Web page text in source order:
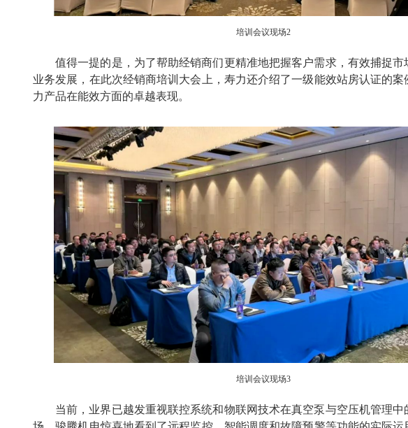
培训会议现场2
值得一提的是，为了帮助经销商们更精准地把握客户需求，有效捕捉市
业务发展，在此次经销商培训大会上，寿力还介绍了一级能效站房认证的
力产品在能效方面的卓越表现。
培训会议现场3
当前，业界已越发重视联控系统和物联网技术在真空泵与空压机管理中